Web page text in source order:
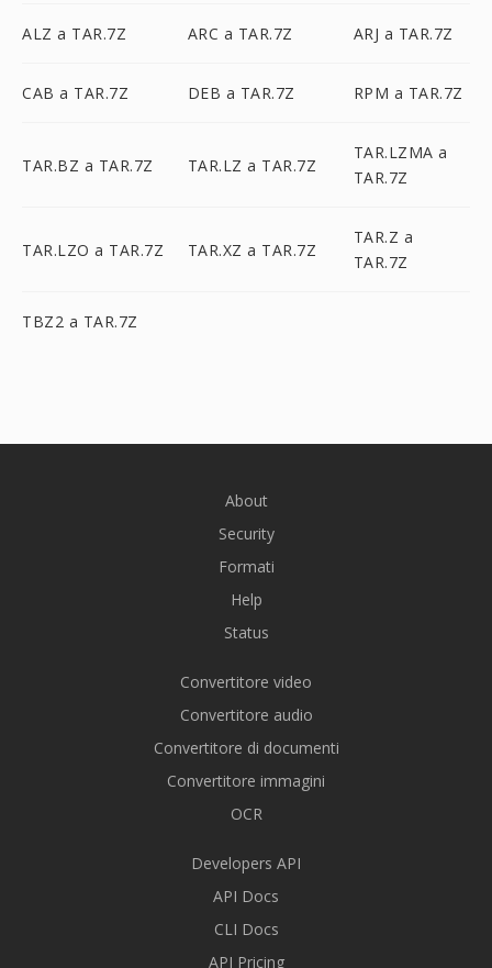
ALZ a TAR.7Z ARC a TAR.7Z ARJ a TAR.7Z
CAB a TAR.7Z DEB a TAR.7Z RPM a TAR.7Z
TAR.BZ a TAR.7Z TAR.LZ a TAR.7Z
TAR.LZMA a
TAR.7Z
TAR.LZO a TAR.7Z TAR.XZ a TAR.7Z
TAR.Z a
TAR.7Z
TBZ2 a TAR.7Z
About
Security
Formati
Help
Status
Convertitore video
Convertitore audio
Convertitore di documenti
Convertitore immagini
OCR
Developers API
API Docs
CLI Docs
API Pricing